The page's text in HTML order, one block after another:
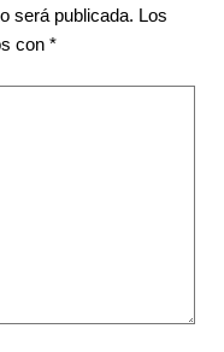
será publicada. Los
con*